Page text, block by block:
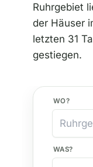
Ruhrgebiet
der Häuser
letzten 31
gestiegen.
WO?
WAS?